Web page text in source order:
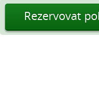
Rezervovat